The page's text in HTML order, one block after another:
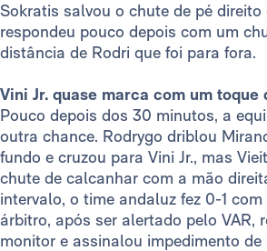
Sokratis salvou o chute de pé direito
respondeu pouco depois com um
distância de Rodri que foi para fora.
Vini Jr. quase marca com um toque
Pouco depois dos 30 minutos, a
outra chance. Rodrygo driblou
fundo e cruzou para Vini Jr., mas
chute de calcanhar com a mão
intervalo, o time andaluz fez 0-1 com
árbitro, após ser alertado pelo VAR,
monitor e assinalou impedimento de